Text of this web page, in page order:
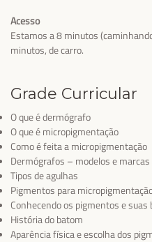
Acesso
Estamos a 8 minutos
minutos, de carro.
Grade Curricular
O que é dermógrafo
O que é micropigmentação
Como é feita a micropigmentação
Dermógrafos – modelos e marcas
Tipos de agulhas
Pigmentos para
Conhecendo os pigmentos e suas
História do batom
Aparência física e escolha dos